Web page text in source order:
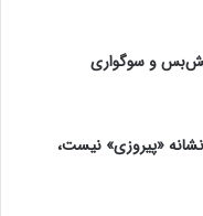
و سوگواری
«پیروزی» نیست،